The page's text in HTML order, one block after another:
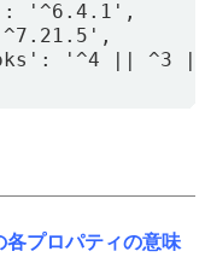
各プロパティの意味